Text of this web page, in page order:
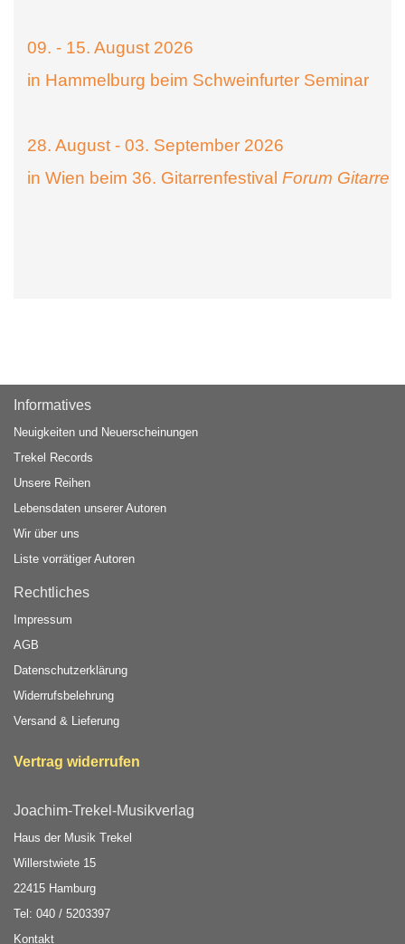
09. - 15. August 2026
in Hammelburg beim Schweinfurter Seminar
28. August - 03. September 2026
in Wien beim 36. Gitarrenfestival Forum Gitarre
Informatives
Neuigkeiten und Neuerscheinungen
Trekel Records
Unsere Reihen
Lebensdaten unserer Autoren
Wir über uns
Liste vorrätiger Autoren
Rechtliches
Impressum
AGB
Datenschutzerklärung
Widerrufsbelehrung
Versand & Lieferung
Vertrag widerrufen
Joachim-Trekel-Musikverlag
Haus der Musik Trekel
Willerstwiete 15
22415 Hamburg
Tel: 040 / 5203397
Kontakt